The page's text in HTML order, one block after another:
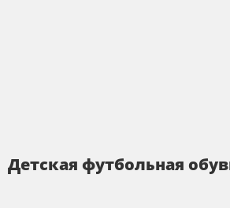
Детская футбольная